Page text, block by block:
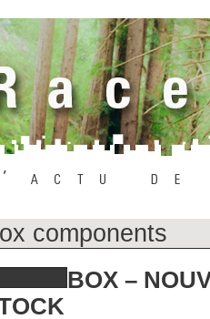
components
BOX –